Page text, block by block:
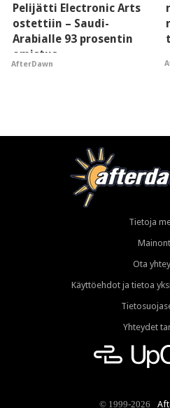
Pelijätti Electronic Arts
ostettiin – Saudi-
Arabialle 93 prosentin
omistus
AfterDawn
Tietoja
Ota
Käyttöehdot ja tietoa
Yhteydet
© 1999-2026